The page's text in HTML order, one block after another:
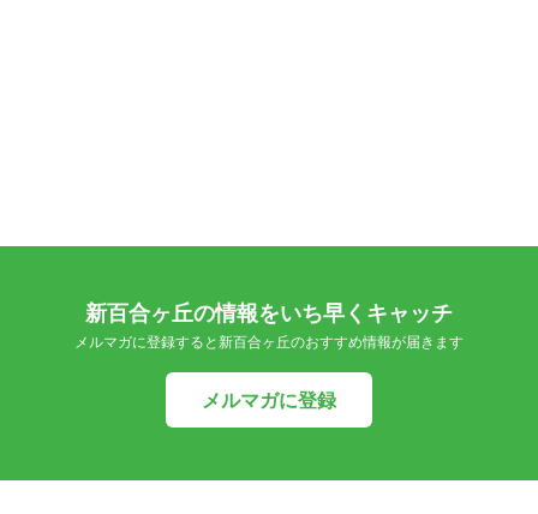
新百合ヶ丘の情報をいち早くキャッチ
メルマガに登録すると新百合ヶ丘のおすすめ情報が届きます
メルマガに登録